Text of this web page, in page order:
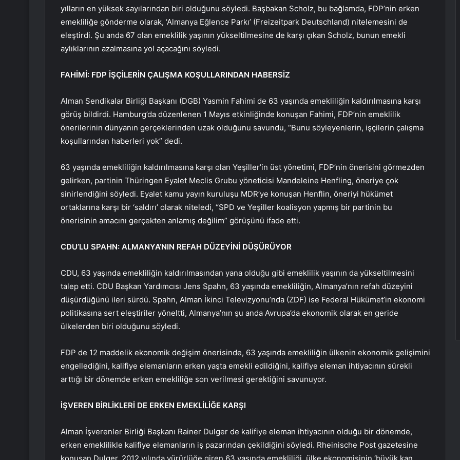
yılların en yüksek sayılarından biri olduğunu söyledi. Başbakan Scholz, bu bağlamda, FDP’nin erken
emekliliğe gönderme olarak, ‘Almanya Eğlence Parkı’ (Freizeitpark Deutschland) nitelemesini de
eleştirdi. Şu anda 67 olan emeklilik yaşının yükseltilmesine de karşı çıkan Scholz, bunun emekli
aylıklarının azalmasına yol açacağını söyledi.
FAHİMİ: FDP İŞÇİLERİN ÇALIŞMA KOŞULLARINDAN HABERSİZ
Alman Sendikalar Birliği Başkanı (DGB) Yasmin Fahimi de 63 yaşında emekliliğin kaldırılmasına karşı
görüş bildirdi. Hamburg’da düzenlenen 1 Mayıs etkinliğinde konuşan Fahimi, FDP’nin emeklilik
önerilerinin dünyanın gerçeklerinden uzak olduğunu savundu, “Bunu söyleyenlerin, işçilerin çalışma
koşullarından haberleri yok” dedi.
63 yaşında emekliliğin kaldırılmasına karşı olan Yeşiller’in üst yönetimi, FDP’nin önerisini görmezden
gelirken, partinin Thüringen Eyalet Meclis Grubu yöneticisi Mandeleine Henfling, öneriye çok
sinirlendiğini söyledi. Eyalet kamu yayın kuruluşu MDR’ye konuşan Henflin, öneriyi hükümet
ortaklarına karşı bir ‘saldırı’ olarak niteledi, “SPD ve Yeşiller koalisyon yapmış bir partinin bu
önerisinin amacını gerçekten anlamış değilim” görüşünü ifade etti.
CDU’LU SPAHN: ALMANYA’NIN REFAH DÜZEYİNİ DÜŞÜRÜYOR
CDU, 63 yaşında emekliliğin kaldırılmasından yana olduğu gibi emeklilik yaşının da yükseltilmesini
talep etti. CDU Başkan Yardımcısı Jens Spahn, 63 yaşında emekliliğin, Almanya’nın refah düzeyini
düşürdüğünü ileri sürdü. Spahn, Alman İkinci Televizyonu’nda (ZDF) ise Federal Hükümet’in ekonomi
politikasına sert eleştiriler yöneltti, Almanya’nın şu anda Avrupa’da ekonomik olarak en geride
ülkelerden biri olduğunu söyledi.
FDP de 12 maddelik ekonomik değişim önerisinde, 63 yaşında emekliliğin ülkenin ekonomik gelişimini
engellediğini, kalifiye elemanların erken yaşta emekli edildiğini, kalifiye eleman ihtiyacının sürekli
arttığı bir dönemde erken emekliliğe son verilmesi gerektiğini savunuyor.
İŞVEREN BİRLİKLERİ DE ERKEN EMEKLİLİĞE KARŞI
Alman İşverenler Birliği Başkanı Rainer Dulger de kalifiye eleman ihtiyacının olduğu bir dönemde,
erken emeklilikle kalifiye elemanların iş pazarından çekildiğini söyledi. Rheinische Post gazetesine